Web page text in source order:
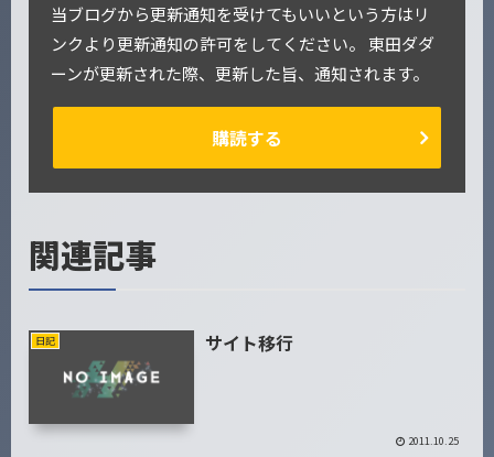
当ブログから更新通知を受けてもいいという方はリ
ンクより更新通知の許可をしてください。 東田ダダ
ーンが更新された際、更新した旨、通知されます。
購読する
関連記事
日記 サイト移行
2011.10.25